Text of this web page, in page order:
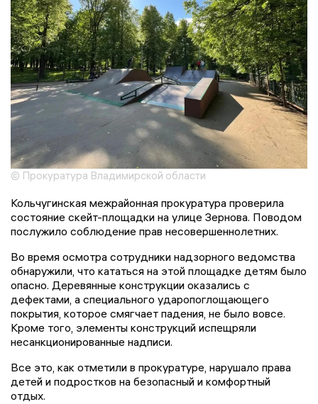
© Прокуратура Владимирской области
Кольчугинская межрайонная прокуратура проверила
состояние скейт-площадки на улице Зернова. Поводом
послужило соблюдение прав несовершеннолетних.
Во время осмотра сотрудники надзорного ведомства
обнаружили, что кататься на этой площадке детям было
опасно. Деревянные конструкции оказались с
дефектами, а специального ударопоглощающего
покрытия, которое смягчает падения, не было вовсе.
Кроме того, элементы конструкций испещряли
несанкционированные надписи.
Все это, как отметили в прокуратуре, нарушало права
детей и подростков на безопасный и комфортный
отдых.